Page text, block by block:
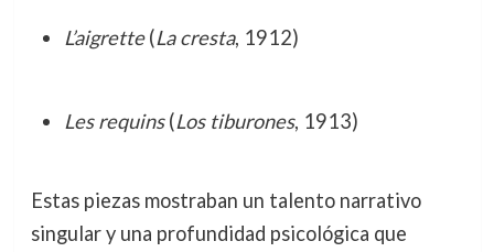
L’aigrette(La cresta, 1912)
Les requins(Los tiburones, 1913)
Estas piezas mostraban un talento narrativo
singular y una profundidad psicológica que